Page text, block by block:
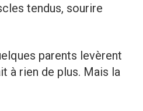
tendus, sourire
parents levèrent
à rien de plus. Mais la